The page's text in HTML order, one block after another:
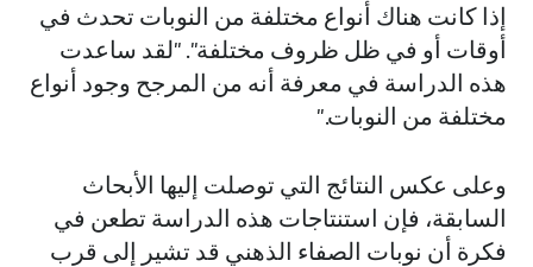
إذا كانت هناك أنواع مختلفة من النوبات تحدث في
أوقات أو في ظل ظروف مختلفة". "لقد ساعدت
هذه الدراسة في معرفة أنه من المرجح وجود أنواع
مختلفة من النوبات."
وعلى عكس النتائج التي توصلت إليها الأبحاث
السابقة، فإن استنتاجات هذه الدراسة تطعن في
فكرة أن نوبات الصفاء الذهني قد تشير إلى قرب